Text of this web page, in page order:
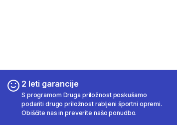
2 leti garancije
S programom Druga priložnost poskušamo
podariti drugo priložnost rabljeni športni opremi.
Obiščite nas in preverite našo ponudbo.